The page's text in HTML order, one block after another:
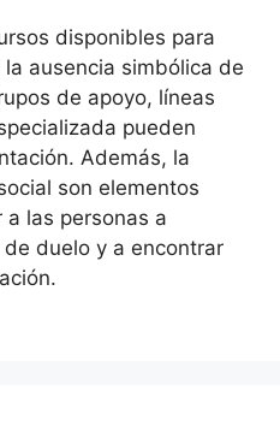
disponibles para
ausencia simbólica de
de apoyo, líneas
pueden
Además, la
son elementos
a las personas a
duelo y a encontrar